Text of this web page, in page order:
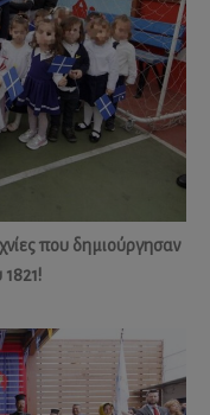
που δημιούργησαν